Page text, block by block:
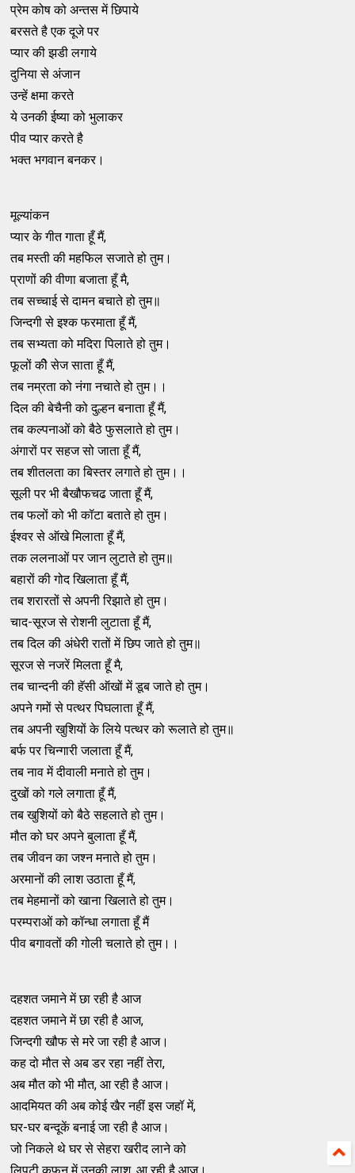
प्रेम कोष को अन्तस में छिपाये
बरसते है एक दूजे पर
प्यार की झडी लगाये
दुनिया से अंजान
उन्हें क्षमा करते
ये उनकी ईष्या को भुलाकर
पीव प्यार करते है
भक्त भगवान बनकर।
मूल्यांकन
प्यार के गीत गाता हूँ मैं,
तब मस्ती की महफिल सजाते हो तुम।
प्राणों की वीणा बजाता हूँ मै,
तब सच्चाई से दामन बचाते हो तुम॥
जिन्दगी से इश्क फरमाता हूँ मैं,
तब सभ्यता को मदिरा पिलाते हो तुम।
फूलों कीे सेज साता हूँ मैं,
तब नम्रता को नंगा नचाते हो तुम।।
दिल की बेचैनी को दुल्हन बनाता हूँ मैं,
तब कल्पनाओं को बैठे फुसलाते हो तुम।
अंगारों पर सहज सो जाता हूँ मैं,
तब शीतलता का बिस्तर लगाते हो तुम।।
सूली पर भी बैखौफचढ जाता हूँ मैं,
तब फलों को भी कॉटा बताते हो तुम।
ईश्वर से ऑखे मिलाता हूँ मैं,
तक ललनाओं पर जान लुटाते हो तुम॥
बहारों की गोद खिलाता हूँ मैं,
तब शरारतों से अपनी रिझाते हो तुम।
चाद-सूरज से रोशनी लुटाता हूँ मैं,
तब दिल की अंधेरी रातों में छिप जाते हो तुम॥
सूरज से नजरें मिलता हूँ मै,
तब चान्दनी की हॅसी ऑखों में डूब जाते हो तुम।
अपने गमों से पत्थर पिघलाता हूँ मैं,
तब अपनी खुशियों के लिये पत्थर को रूलाते हो तुम॥
बर्फ पर चिन्गारी जलाता हूँ मैं,
तब नाव में दीवाली मनाते हो तुम।
दुखों को गले लगाता हूँ मैं,
तब खुशियों को बैठे सहलाते हो तुम।
मौत को घर अपने बुलाता हूँ मैं,
तब जीवन का जश्न मनाते हो तुम।
अरमानों की लाश उठाता हूँ मैं,
तब मेहमानों को खाना खिलाते हो तुम।
परम्पराओं को कॉन्धा लगाता हूँ मैं
पीव बगावतों की गोली चलाते हो तुम।।
दहशत जमाने में छा रही है आज
दहशत जमाने में छा रही है आज,
जिन्दगी खौफ से मरे जा रही है आज।
कह दो मौत से अब डर रहा नहीं तेरा,
अब मौत को भी मौत, आ रही है आज।
आदमियत की अब कोई खैर नहीं इस जहॉ में,
घर-घर बन्दूकें बनाई जा रही है आज।
जो निकले थे घर से सेहरा खरीद लाने को